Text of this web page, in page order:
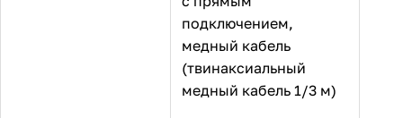
подключением,
медный кабель
(твинаксиальный
медный кабель 1/3 м)